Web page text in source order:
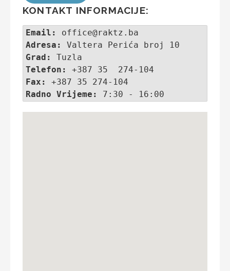
KONTAKT INFORMACIJE:
Email:
office@raktz.ba
Adresa:
Valtera Perića broj 10
Grad:
Tuzla
Telefon:
+387 35  274-104
Fax:
+387 35 274-104
Radno Vrijeme:
7:30 - 16:00